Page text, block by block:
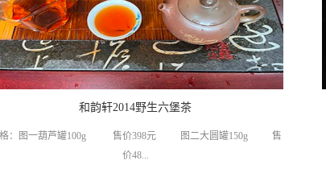
和韵轩2014野生六堡茶
：图一葫芦罐100g 售价398元 图二大圆罐150g 售
价48...